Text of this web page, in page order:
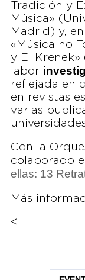
Tradición y
Música»
Madrid) y,
«Música no
y E. Krenek»
labor
reflejada en
en revistas
varias
Con la
colaborado
ellas: 13
Más
<